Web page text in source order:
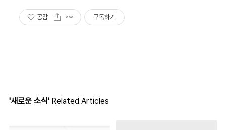
공감 구독하기
'새로운 소식' Related Articles